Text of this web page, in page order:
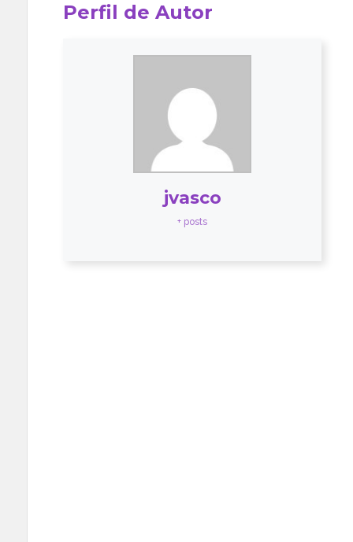
Perfil de Autor
jvasco
+ posts